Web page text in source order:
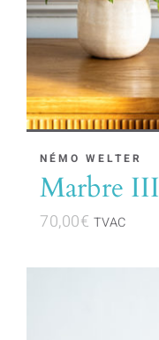
NÉMO WELTER
Marbre III
70,00€ TVAC